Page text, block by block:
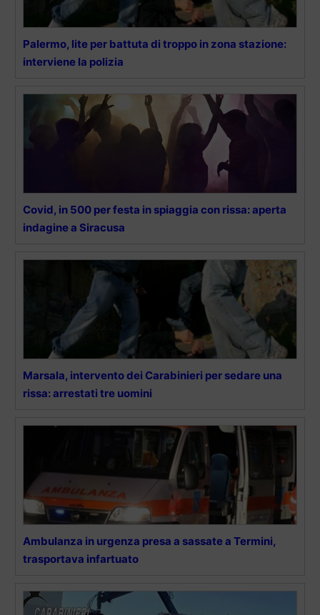
Palermo, lite per battuta di troppo in zona stazione:
interviene la polizia
Covid, in 500 per festa in spiaggia con rissa: aperta
indagine a Siracusa
Marsala, intervento dei Carabinieri per sedare una
rissa: arrestati tre uomini
Ambulanza in urgenza presa a sassate a Termini,
trasportava infartuato